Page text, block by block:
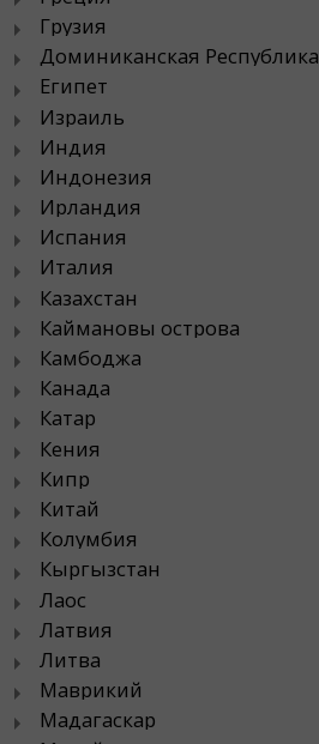
Грузия
Доминиканская Республика
Египет
Израиль
Индия
Индонезия
Ирландия
Испания
Италия
Казахстан
Каймановы острова
Камбоджа
Канада
Катар
Кения
Кипр
Китай
Колумбия
Кыргызстан
Лаос
Латвия
Литва
Маврикий
Мадагаскар